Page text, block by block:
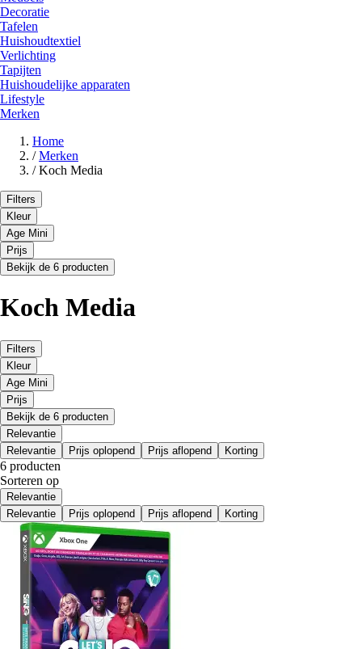
Decoratie
Tafelen
Huishoudtextiel
Verlichting
Tapijten
Huishoudelijke apparaten
Lifestyle
Merken
Home
/ Merken
/ Koch Media
Filters
Kleur
Age Mini
Prijs
Bekijk de 6 producten
Koch Media
Filters
Kleur
Age Mini
Prijs
Bekijk de 6 producten
Relevantie
Relevantie
Prijs oplopend Prijs aflopend Korting
6 producten
Sorteren op
Relevantie
Relevantie
Prijs oplopend Prijs aflopend Korting